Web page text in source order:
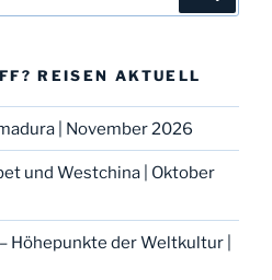
REISEN AKTUELL
| November 2026
und Westchina | Oktober
Höhepunkte der Weltkultur |